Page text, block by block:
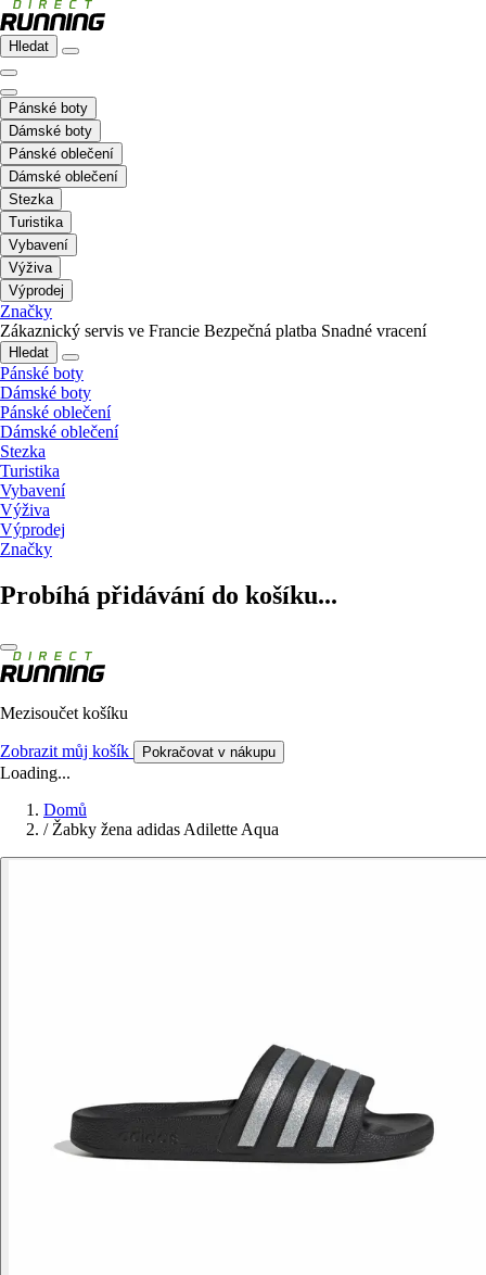
Hledat
Pánské boty
Dámské boty
Pánské oblečení
Dámské oblečení
Stezka
Turistika
Vybavení
Výživa
Výprodej
Značky
Zákaznický servis ve Francie Bezpečná platba Snadné vracení
Hledat
Pánské boty
Dámské boty
Pánské oblečení
Dámské oblečení
Stezka
Turistika
Vybavení
Výživa
Výprodej
Značky
Probíhá přidávání do košíku...
Mezisoučet košíku
Zobrazit můj košík Pokračovat v nákupu
Loading...
Domů
/ Žabky žena adidas Adilette Aqua